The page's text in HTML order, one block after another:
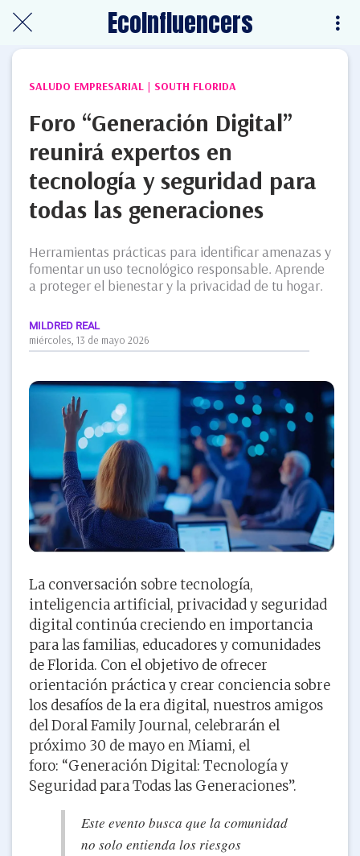
EcoInfluencers
SALUDO EMPRESARIAL | SOUTH FLORIDA
Foro “Generación Digital”
reunirá expertos en
tecnología y seguridad para
todas las generaciones
Herramientas prácticas para identificar amenazas y
fomentar un uso tecnológico responsable. Aprende
a proteger el bienestar y la privacidad de tu hogar.
MILDRED REAL
miércoles, 13 de mayo 2026
La conversación sobre tecnología,
inteligencia artificial, privacidad y seguridad
digital continúa creciendo en importancia
para las familias, educadores y comunidades
de Florida. Con el objetivo de ofrecer
orientación práctica y crear conciencia sobre
los desafíos de la era digital, nuestros amigos
del Doral Family Journal, celebrarán el
próximo 30 de mayo en Miami, el
foro: “Generación Digital: Tecnología y
Seguridad para Todas las Generaciones”.
Este evento busca que la comunidad
no solo entienda los riesgos